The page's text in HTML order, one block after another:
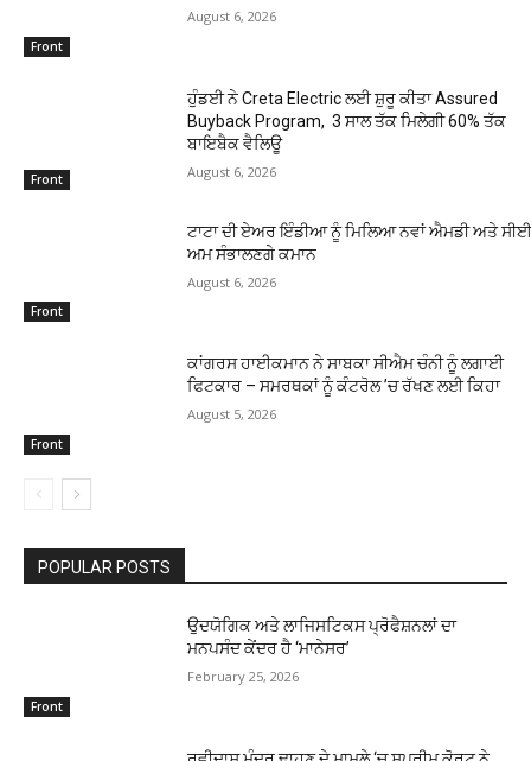
Front
August 6, 2026
Front
ਹੁੰਡਈ ਨੇ Creta Electric ਲਈ ਸ਼ੁਰੂ ਕੀਤਾ Assured
Buyback Program, 3 ਸਾਲ ਤੱਕ ਮਿਲੇਗੀ 60% ਤੱਕ
ਬਾਇਬੈਕ ਵੈਲਿਊ
August 6, 2026
Front
ਟਾਟਾ ਦੀ ਏਅਰ ਇੰਡੀਆ ਨੂੰ ਮਿਲਿਆ ਨਵਾਂ ਐਮਡੀ ਅਤੇ
ਅਮ ਸੰਭਾਲਣਗੇ ਕਮਾਨ
August 6, 2026
Front
ਕਾਂਗਰਸ ਹਾਈਕਮਾਨ ਨੇ ਸਾਬਕਾ ਸੀਐਮ ਚੰਨੀ ਨੂੰ ਲਗਾਈ
ਫਿਟਕਾਰ – ਸਮਰਥਕਾਂ ਨੂੰ ਕੰਟਰੋਲ ’ਚ ਰੱਖਣ ਲਈ ਕਿਹਾ
August 5, 2026
POPULAR POSTS
Front
ਉਦਯੋਗਿਕ ਅਤੇ ਲਾਜਿਸਟਿਕਸ ਪ੍ਰੋਫੈਸ਼ਨਲਾਂ ਦਾ
ਮਨਪਸੰਦ ਕੇਂਦਰ ਹੈ ‘ਮਾਨੇਸਰ’
February 25, 2026